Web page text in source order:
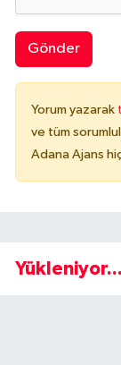
Gönder
Yorum yazarak
ve tüm
Adana Ajans
Yükleniyor...